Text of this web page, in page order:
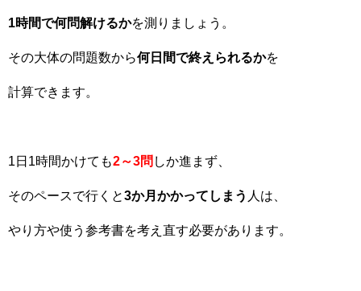
1時間で何問解けるかを測りましょう。
その大体の問題数から何日間で終えられるかを
計算できます。
1日1時間かけても2～3問 しか進まず、
そのペースで行くと3か月かかってしまう 人は、
やり方や使う参考書を考え直す必要があります。